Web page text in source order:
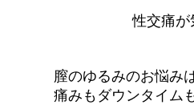
性交痛が
膣のゆるみのお悩み
痛みもダウンタイム